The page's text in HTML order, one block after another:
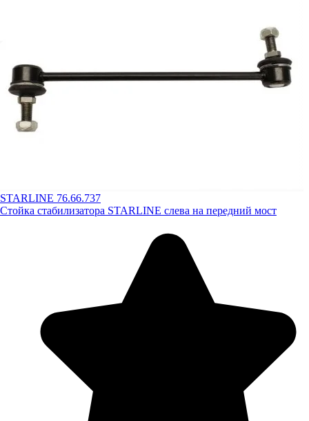
STARLINE 76.66.737
Стойка стабилизатора STARLINE слева на передний мост